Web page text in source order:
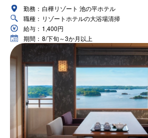
勤務： 白樺リゾート 池の平ホテル
職種： リゾートホテルの大浴場清掃
給与： 1,400円
期間： 8/下旬～3か月以上